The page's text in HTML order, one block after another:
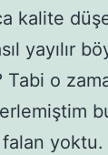
kalite
yayılır
o